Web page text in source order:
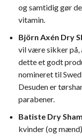
og samtidig gør
vitamin.
Björn Axén Dry
vil være sikker på,
dette et godt
nomineret til
Desuden er
parabener.
Batiste Dry
kvinder (og